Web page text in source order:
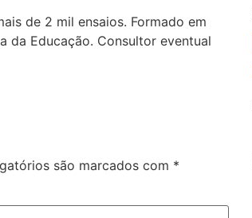
de 2 mil ensaios. Formado em
da Educação. Consultor eventual
são marcados com *